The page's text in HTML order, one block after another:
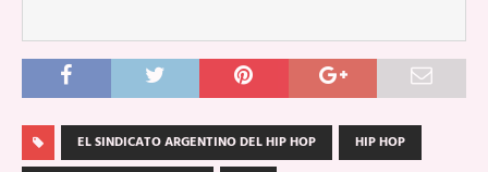
EL SINDICATO ARGENTINO DEL HIP HOP
HIP HOP